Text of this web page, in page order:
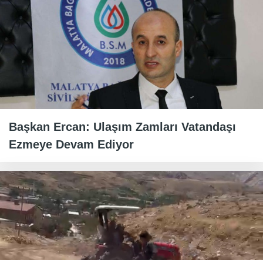
Başkan Ercan: Ulaşım Zamları Vatandaşı
Ezmeye Devam Ediyor